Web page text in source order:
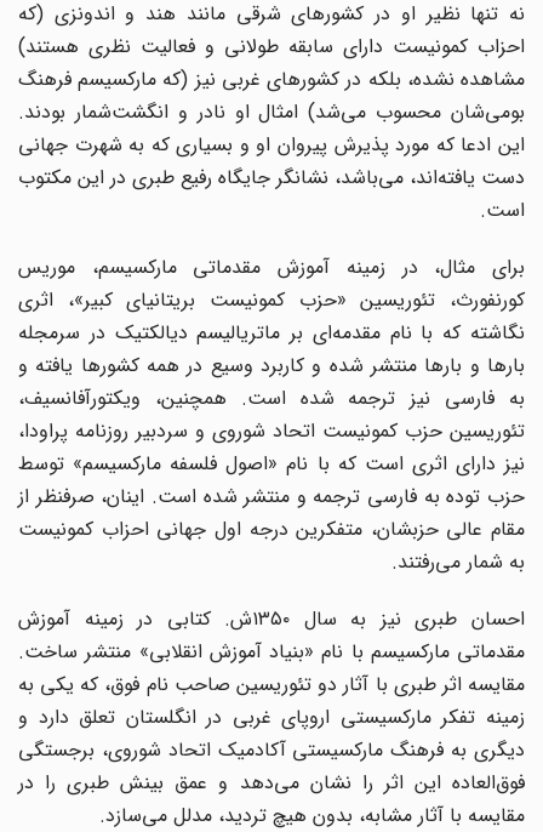
نه تنها نظیر او در کشورهای شرقی مانند هند و اندونزی (که
احزاب کمونیست دارای سابقه طولانی و فعالیت نظری هستند)
مشاهده نشده، بلکه در کشورهای غربی نیز (که مارکسیسم فرهنگ
بومی‌شان محسوب می‌شد) امثال او نادر و انگشت‌شمار بودند.
این ادعا که مورد پذیرش پیروان او و بسیاری که به شهرت جهانی
دست یافته‌اند، می‌باشد، نشانگر جایگاه رفیع طبری در این مکتوب
است.
برای مثال، در زمینه آموزش مقدماتی مارکسیسم‌، موریس
کورنفورث، تئوریسین «حزب کمونیست بریتانیای کبیر»، اثری
نگاشته که با نام مقدمه‌ای بر ماتریالیسم دیالکتیک در سرمجله
بارها و بارها منتشر شده و کاربرد وسیع در همه کشورها یافته و
به فارسی نیز ترجمه شده است. همچنین، ویکتورآفانسیف،
تئوریسین حزب کمونیست اتحاد شوروی و سردبیر روزنامه پراودا،
نیز دارای اثری است که با نام «اصول فلسفه مارکسیسم» توسط
حزب توده به فارسی ترجمه و منتشر شده است. اینان، صرفنظر از
مقام عالی حزبشان، متفکرین درجه اول جهانی احزاب کمونیست
به شمار می‌رفتند.
احسان طبری نیز به سال ۱۳۵۰ش. کتابی در زمینه آموزش
مقدماتی مارکسیسم با نام «بنیاد آموزش انقلابی» منتشر ساخت.
مقایسه اثر طبری با آثار دو تئوریسین صاحب نام فوق، که یکی به
زمینه تفکر مارکسیستی اروپای غربی در انگلستان تعلق دارد و
دیگری به فرهنگ مارکسیستی آکادمیک اتحاد شوروی، برجستگی
فوق‌العاده این اثر را نشان می‌دهد و عمق بینش طبری را در
مقایسه با آثار مشابه، بدون هیچ تردید، مدلل می‌سازد.